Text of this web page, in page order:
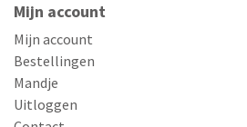
Mijn account
Mijn account
Bestellingen
Mandje
Uitloggen